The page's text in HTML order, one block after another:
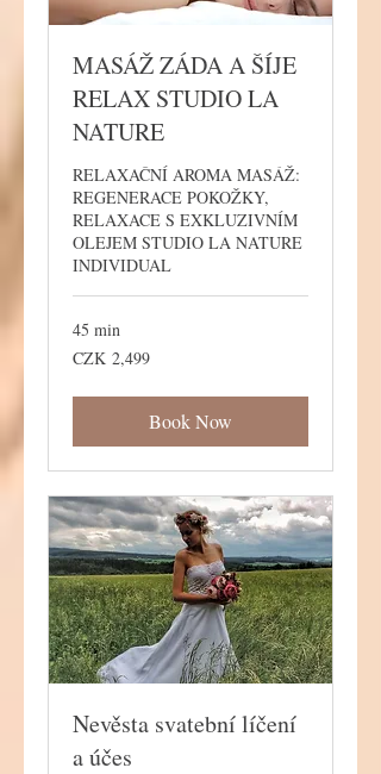
MASÁŽ ZÁDA A ŠÍJE
RELAX STUDIO LA
NATURE
RELAXAČNÍ AROMA MASÁŽ:
REGENERACE POKOŽKY,
RELAXACE S EXKLUZIVNÍM
OLEJEM STUDIO LA NATURE
INDIVIDUAL
45 min
2,499
Czech
CZK 2,499
Book Now
Nevěsta svatební líčení
a účes